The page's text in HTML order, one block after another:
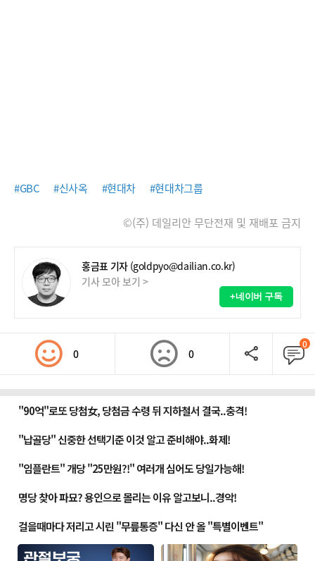
#GBC #신사옥 #현대차 #현대차그룹
©(주) 데일리안 무단전재 및 재배포 금지
홍금표 기자 (goldpyo@dailian.co.kr)
기사 모아 보기 >
+네이버 구독
0 0
0